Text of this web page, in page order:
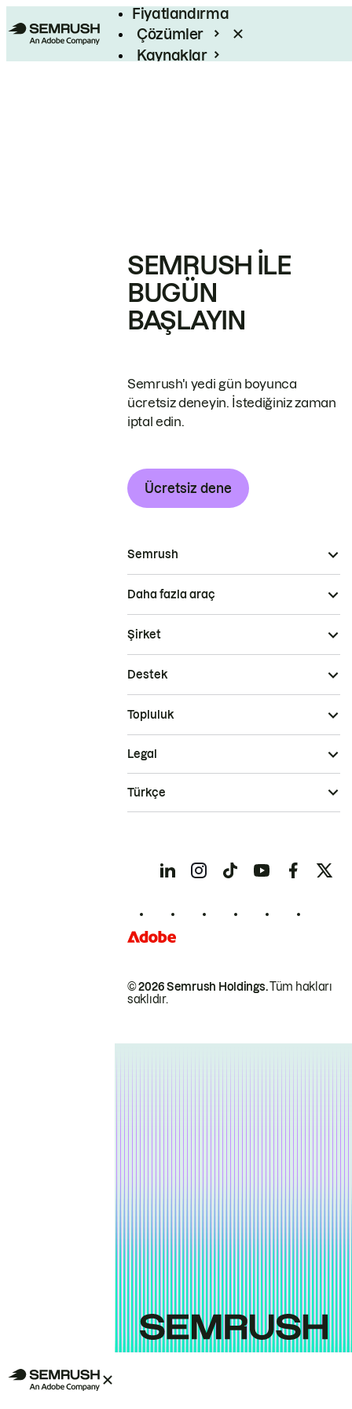
Fiyatlandırma
Çözümler
Kaynaklar
SEMRUSH ILE
BUGÜN
BAŞLAYIN
Semrush'ı yedi gün boyunca
ücretsiz deneyin. İstediğiniz zaman
iptal edin.
Ücretsiz dene
Semrush
Daha fazla araç
Şirket
Destek
Topluluk
© 2026 Semrush Holdings.Tüm hakları
saklıdır.
Legal
Türkçe